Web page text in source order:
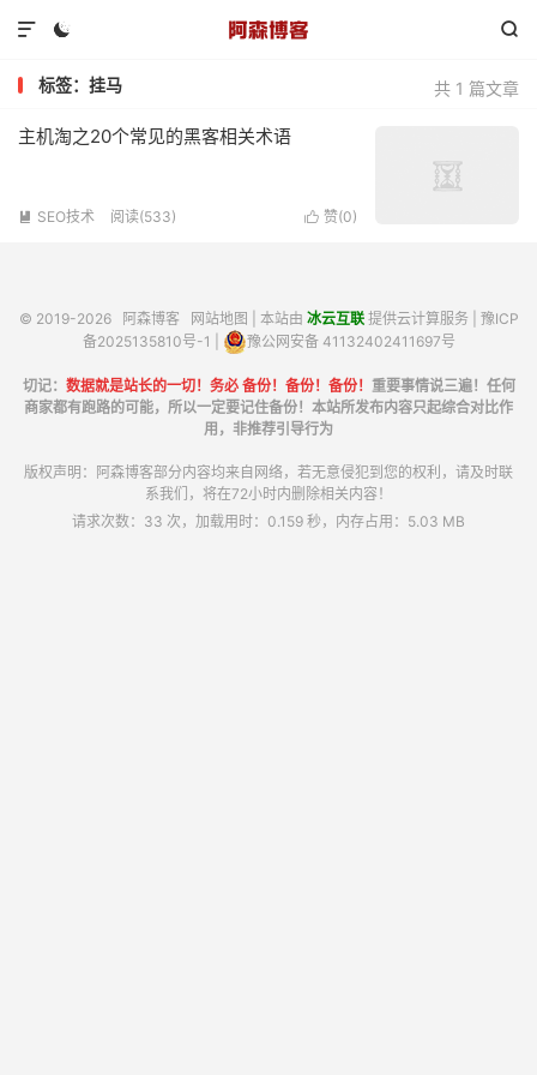
 

共 1 篇文章
标签：挂马
主机淘之20个常见的黑客相关术语
 赞(0)
 SEO技术 阅读(533)
© 2019-2026 阿森博客 网站地图 | 本站由 冰云互联提供云计算服务 | 豫ICP
备2025135810号-1
豫公网安备 41132402411697号
切记： 数据就是站长的一切！务必 备份！备份！备份！ 重要事情说三遍！任何
商家都有跑路的可能，所以一定要记住备份！本站所发布内容只起综合对比作
用，非推荐引导行为
版权声明：阿森博客部分内容均来自网络，若无意侵犯到您的权利，请及时联
系我们，将在72小时内删除相关内容！
请求次数：33 次，加载用时：0.159 秒，内存占用：5.03 MB